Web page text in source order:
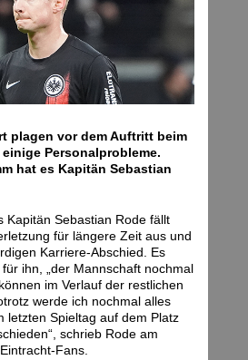
plagen vor dem Auftritt beim
einige Personalprobleme.
hat es Kapitän Sebastian
Kapitän Sebastian Rode fällt
für längere Zeit aus und
Karriere-Abschied. Es
ihn, „der Mannschaft nochmal
im Verlauf der restlichen
werde ich nochmal alles
letzten Spieltag auf dem Platz
schrieb Rode am
Fans.